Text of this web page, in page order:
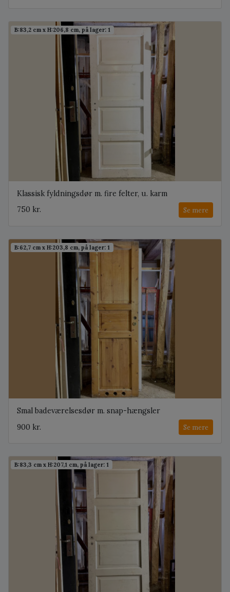
B:83,2 cm x H:206,8 cm, på lager: 1
Klassisk fyldningsdør m. fire felter, u. karm
750 kr.
Se mere
B:62,7 cm x H:203,8 cm, på lager: 1
Smal badeværelsesdør m. snap-hængsler
900 kr.
Se mere
B:83,3 cm x H:207,1 cm, på lager: 1